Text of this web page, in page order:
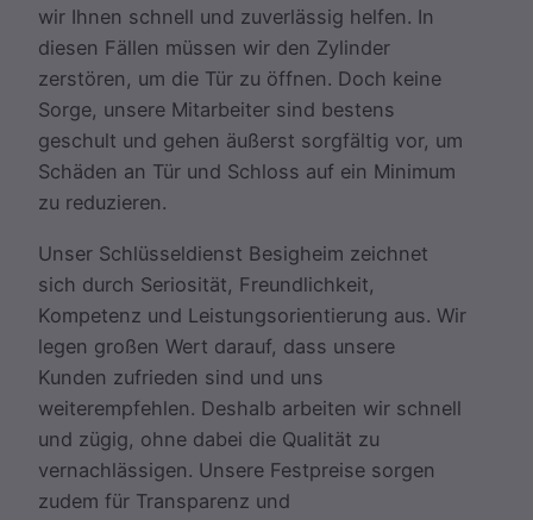
wir Ihnen schnell und zuverlässig helfen. In
diesen Fällen müssen wir den Zylinder
zerstören, um die Tür zu öffnen. Doch keine
Sorge, unsere Mitarbeiter sind bestens
geschult und gehen äußerst sorgfältig vor, um
Schäden an Tür und Schloss auf ein Minimum
zu reduzieren.
Unser Schlüsseldienst Besigheim zeichnet
sich durch Seriosität, Freundlichkeit,
Kompetenz und Leistungsorientierung aus. Wir
legen großen Wert darauf, dass unsere
Kunden zufrieden sind und uns
weiterempfehlen. Deshalb arbeiten wir schnell
und zügig, ohne dabei die Qualität zu
vernachlässigen. Unsere Festpreise sorgen
zudem für Transparenz und